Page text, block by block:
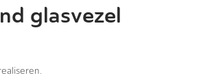
glasvezel